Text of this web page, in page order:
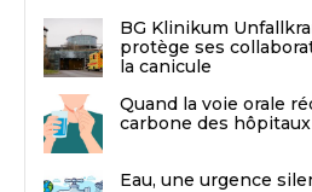
BG Klinikum
protège ses
la canicule
Quand la voie orale
carbone des hôpitaux
Eau, une urgence